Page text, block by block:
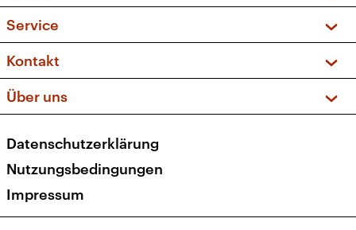
Sendungen und Podcasts
Musikliste
Kakadu – Das Kinderprogramm
Frequenzen (UKW + DAB+)
Service
FAQ
Apps
Newsletter
Veranstaltungen
Kontakt
Social Media
Über uns
Presse
Karriere
Transparenz
Datenschutzerklärung
Nutzungsbedingungen
Impressum